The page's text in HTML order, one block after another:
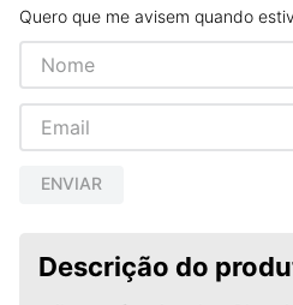
Quero que me avisem quando
ENVIAR
Descrição do